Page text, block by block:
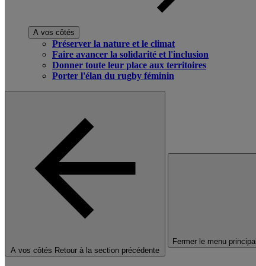
A vos côtés
Préserver la nature et le climat
Faire avancer la solidarité et l'inclusion
Donner toute leur place aux territoires
Porter l'élan du rugby féminin
A vos côtés Retour à la section précédente
Fermer le menu principal